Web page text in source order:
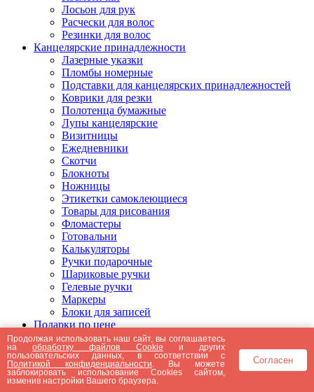
Лосьон для рук
Расчески для волос
Резинки для волос
Канцелярские принадлежности
Лазерные указки
Пломбы номерные
Подставки для канцелярских принадлежностей
Коврики для резки
Полотенца бумажные
Лупы канцелярские
Визитницы
Ежедневники
Скотчи
Блокноты
Ножницы
Этикетки самоклеющиеся
Товары для рисования
Фломастеры
Готовальни
Калькуляторы
Ручки подарочные
Шариковые ручки
Гелевые ручки
Маркеры
Блоки для записей
Подарки по цене
Подарки от 5000 рублей
Подарки до 5000 рублей
Подарки до 3000 рублей
Подарки до 2000 рублей
Подарки до 1000 рублей
Продолжая использовать наш сайт, вы соглашаетесь
наобработку файлов Cookie и других
пользовательских данных, в соответствии с
Политикой конфиденциальности . Вы можете
заблокировать использование Cookies сайтом,
изменив настройки Вашего браузера.
Согласен